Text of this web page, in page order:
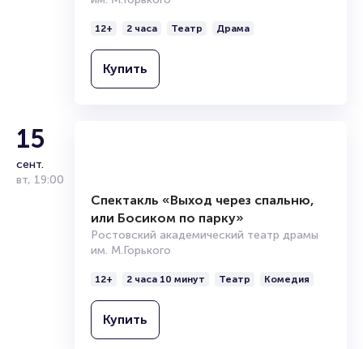
Спектакль «Любовь и Голуби»
Ростовский академический театр драмы
12+ 2 часа
15
Спектакль «Выход через спальню,
или Босиком по парку»
Ростовский академический театр драмы
им. М.Горького